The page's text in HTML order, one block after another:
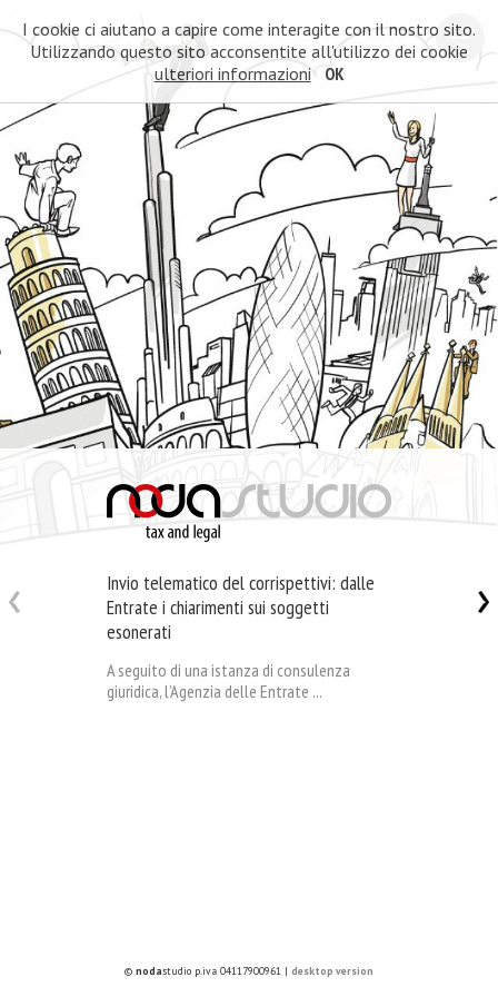
Invio telematico del corrispettivi: dalle
Entrate i chiarimenti sui soggetti
esonerati
A seguito di una istanza di consulenza
giuridica, l’Agenzia delle Entrate ...
© nodastudio p.iva 04117900961 | desktop version
I cookie ci aiutano a capire come interagite con il nostro sito.
Utilizzando questo sito acconsentite all'utilizzo dei cookie
ulteriori informazioni
OK